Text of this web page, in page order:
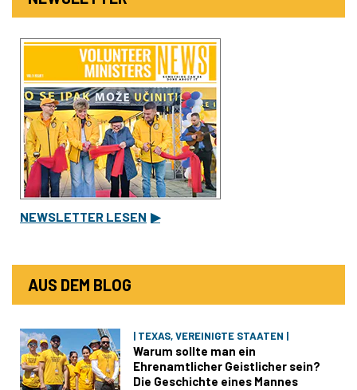
NEWSLETTER LESEN ▶
AUS DEM BLOG
| TEXAS, VEREINIGTE STAATEN |
Warum sollte man ein
Ehrenamtlicher Geistlicher sein?
Die Geschichte eines Mannes